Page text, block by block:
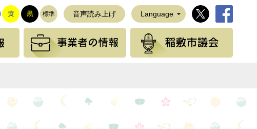
黄 黒 標準 音声読み上げ Language 稲敷市公式
観光の情報 事業者の情報